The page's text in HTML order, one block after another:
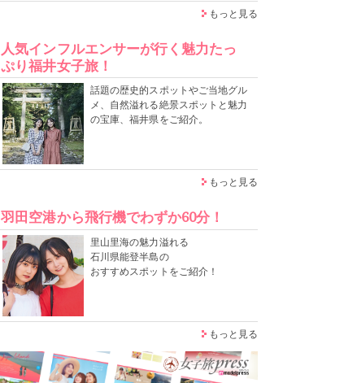
もっと見る
人気インフルエンサーが行く魅力たっ
ぷり福井女子旅！
話題の歴史的スポットやご当地グル
メ、自然溢れる絶景スポットと魅力
の宝庫、福井県をご紹介。
もっと見る
羽田空港から飛行機でわずか60分！
里山里海の魅力溢れる
石川県能登半島の
おすすめスポットをご紹介！
もっと見る